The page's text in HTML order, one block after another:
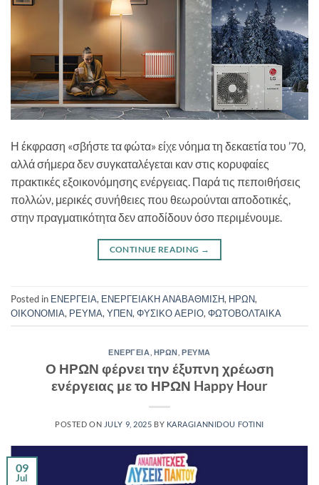
Η έκφραση «σβήστε τα φώτα» είχε νόημα τη δεκαετία του ’70,
αλλά σήμερα δεν συγκαταλέγεται καν στις κορυφαίες
πρακτικές εξοικονόμησης ενέργειας. Παρά τις πεποιθήσεις
πολλών, μερικές συνήθειες που θεωρούνται αποδοτικές,
στην πραγματικότητα δεν αποδίδουν όσο περιμένουμε.
CONTINUE READING →
Posted in ΕΝΕΡΓΕΙΑ, ΕΝΕΡΓΕΙΑΚΗ ΑΝΑΒΑΘΜΙΣΗ, ΗΡΩΝ,
ΟΙΚΟΝΟΜΙΑ, ΡΕΥΜΑ, ΥΠΕΝ, ΦΥΣΙΚΟ ΑΕΡΙΟ, ΦΩΤΟΒΟΛΤΑΙΚΑ
ΕΝΕΡΓΕΙΑ ΗΡΩΝ ,ΡΕΥΜΑ
Ο ΗΡΩΝ φέρνει την έξυπνη χρέωση
ενέργειας με το ΗΡΩΝ Happy Hour
POSTED ON JULY 9, 2025 BY KARAGIANNIDOU FOTINI
09
Jul